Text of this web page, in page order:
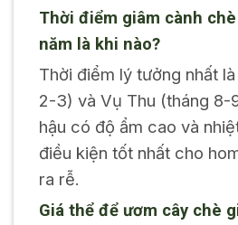
Thời điểm giâm cành
năm là khi nào?
Thời điểm lý tưởng nhất
2-3) và Vụ Thu (tháng 8-
hậu có độ ẩm cao và
điều kiện tốt nhất cho
ra rễ.
Giá thể để ươm cây chè